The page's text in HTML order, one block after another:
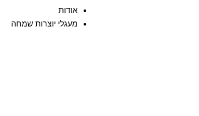
אודות
מעגלי יוצרות שמחה